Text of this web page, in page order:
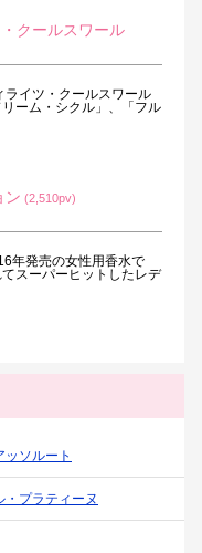
クールスワール
ライツ・クールスワール
ーム・シクル」、「フル
ン (2,510pv)
年発売の女性用香水で
スーパーヒットしたレデ
ッソルート
・プラティーヌ